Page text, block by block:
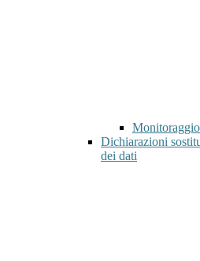
Dichiarazioni
dei dati